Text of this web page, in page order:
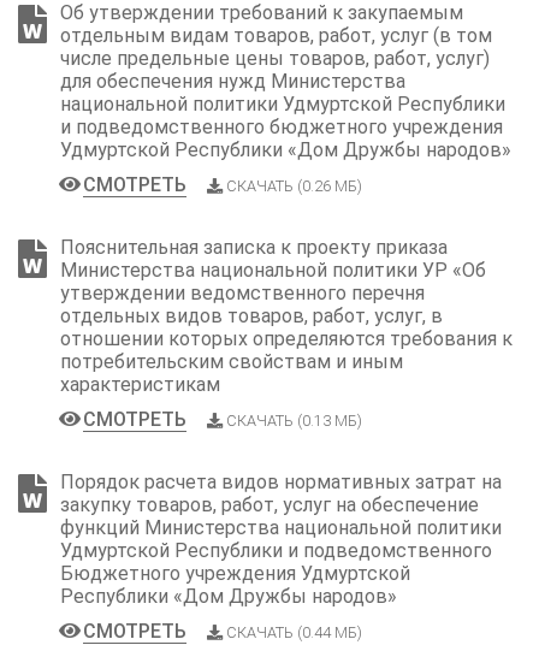
Об утверждении требований к закупаемым
отдельным видам товаров, работ, услуг (в том
числе предельные цены товаров, работ, услуг)
для обеспечения нужд Министерства
национальной политики Удмуртской Республики
и подведомственного бюджетного учреждения
Удмуртской Республики «Дом Дружбы народов»
СМОТРЕТЬ
СКАЧАТЬ (0.26 МБ)
Пояснительная записка к проекту приказа
Министерства национальной политики УР «Об
утверждении ведомственного перечня
отдельных видов товаров, работ, услуг, в
отношении которых определяются требования к
потребительским свойствам и иным
характеристикам
СМОТРЕТЬ
СКАЧАТЬ (0.13 МБ)
Порядок расчета видов нормативных затрат на
закупку товаров, работ, услуг на обеспечение
функций Министерства национальной политики
Удмуртской Республики и подведомственного
Бюджетного учреждения Удмуртской
Республики «Дом Дружбы народов»
СМОТРЕТЬ
СКАЧАТЬ (0.44 МБ)